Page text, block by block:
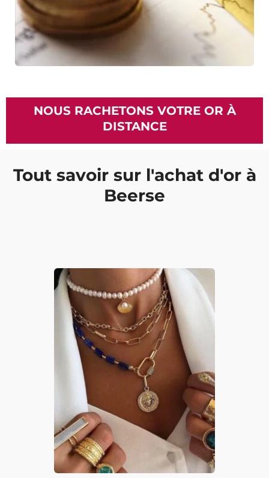
NOUS RACHETONS VOTRE OR À
DISTANCE
Tout savoir sur l'achat d'or à
Beerse